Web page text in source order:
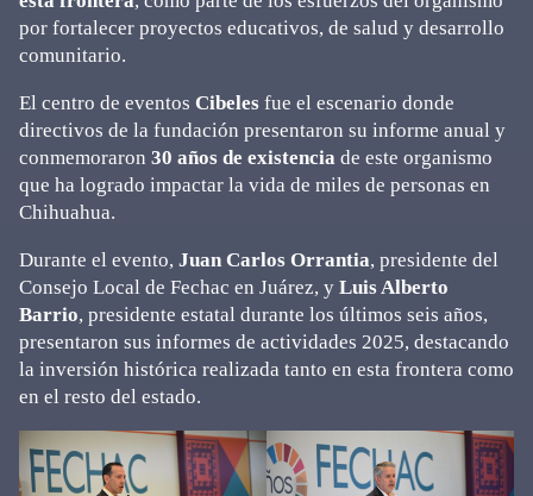
por fortalecer proyectos educativos, de salud y desarrollo
comunitario.
El centro de eventos Cibeles fue el escenario donde
directivos de la fundación presentaron su informe anual y
conmemoraron 30 años de existencia de este organismo
que ha logrado impactar la vida de miles de personas en
Chihuahua.
Durante el evento, Juan Carlos Orrantia, presidente del
Consejo Local de Fechac en Juárez, y Luis Alberto
Barrio, presidente estatal durante los últimos seis años,
presentaron sus informes de actividades 2025, destacando
la inversión histórica realizada tanto en esta frontera como
en el resto del estado.